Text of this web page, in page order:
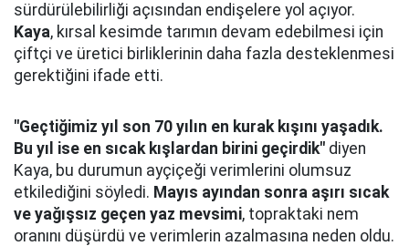
sürdürülebilirliği açısından endişelere yol açıyor.
Kaya, kırsal kesimde tarımın devam edebilmesi için
çiftçi ve üretici birliklerinin daha fazla desteklenmesi
gerektiğini ifade etti.
"Geçtiğimiz yıl son 70 yılın en kurak kışını yaşadık.
Bu yıl ise en sıcak kışlardan birini geçirdik" diyen
Kaya, bu durumun ayçiçeği verimlerini olumsuz
etkilediğini söyledi. Mayıs ayından sonra aşırı sıcak
ve yağışsız geçen yaz mevsimi, topraktaki nem
oranını düşürdü ve verimlerin azalmasına neden oldu.